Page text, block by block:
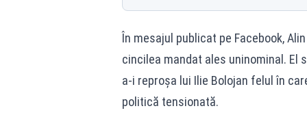
În mesajul publicat pe Facebook,
cincilea mandat ales uninominal. El
a-i reproșa lui Ilie Bolojan felul în
politică tensionată.